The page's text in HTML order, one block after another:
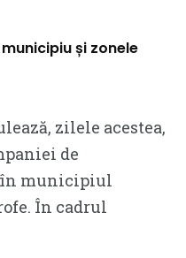
și zonele
zilele acestea,
de
în municipiul
În cadrul